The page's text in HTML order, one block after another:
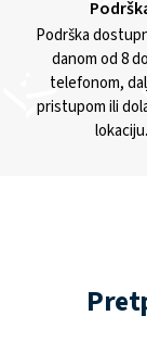
Podrška
danom od 8
telefonom,
pristupom ili
lokaciju.